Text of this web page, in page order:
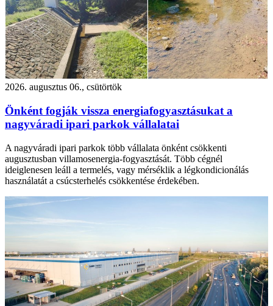
2026. augusztus 06., csütörtök
Önként fogják vissza energiafogyasztásukat a
nagyváradi ipari parkok vállalatai
A nagyváradi ipari parkok több vállalata önként csökkenti
augusztusban villamosenergia-fogyasztását. Több cégnél
ideiglenesen leáll a termelés, vagy mérséklik a légkondicionálás
használatát a csúcsterhelés csökkentése érdekében.